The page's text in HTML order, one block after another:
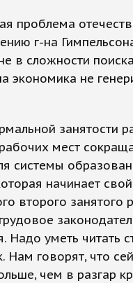
проблема
г-на
в сложности
экономика не
занятости
мест
системы
начинает
второго занятого
Надо уметь читать
Нам говорят, что
чем в разгар